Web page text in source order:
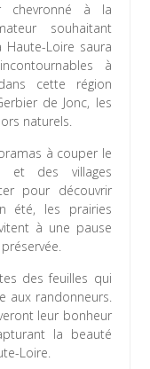
chevronné à la
souhaitant
Loire saura
à
cette région
de Jonc, les
naturels.
à couper le
et des villages
pour découvrir
été, les prairies
à une pause
des feuilles qui
aux randonneurs.
leur bonheur
la beauté
Loire.